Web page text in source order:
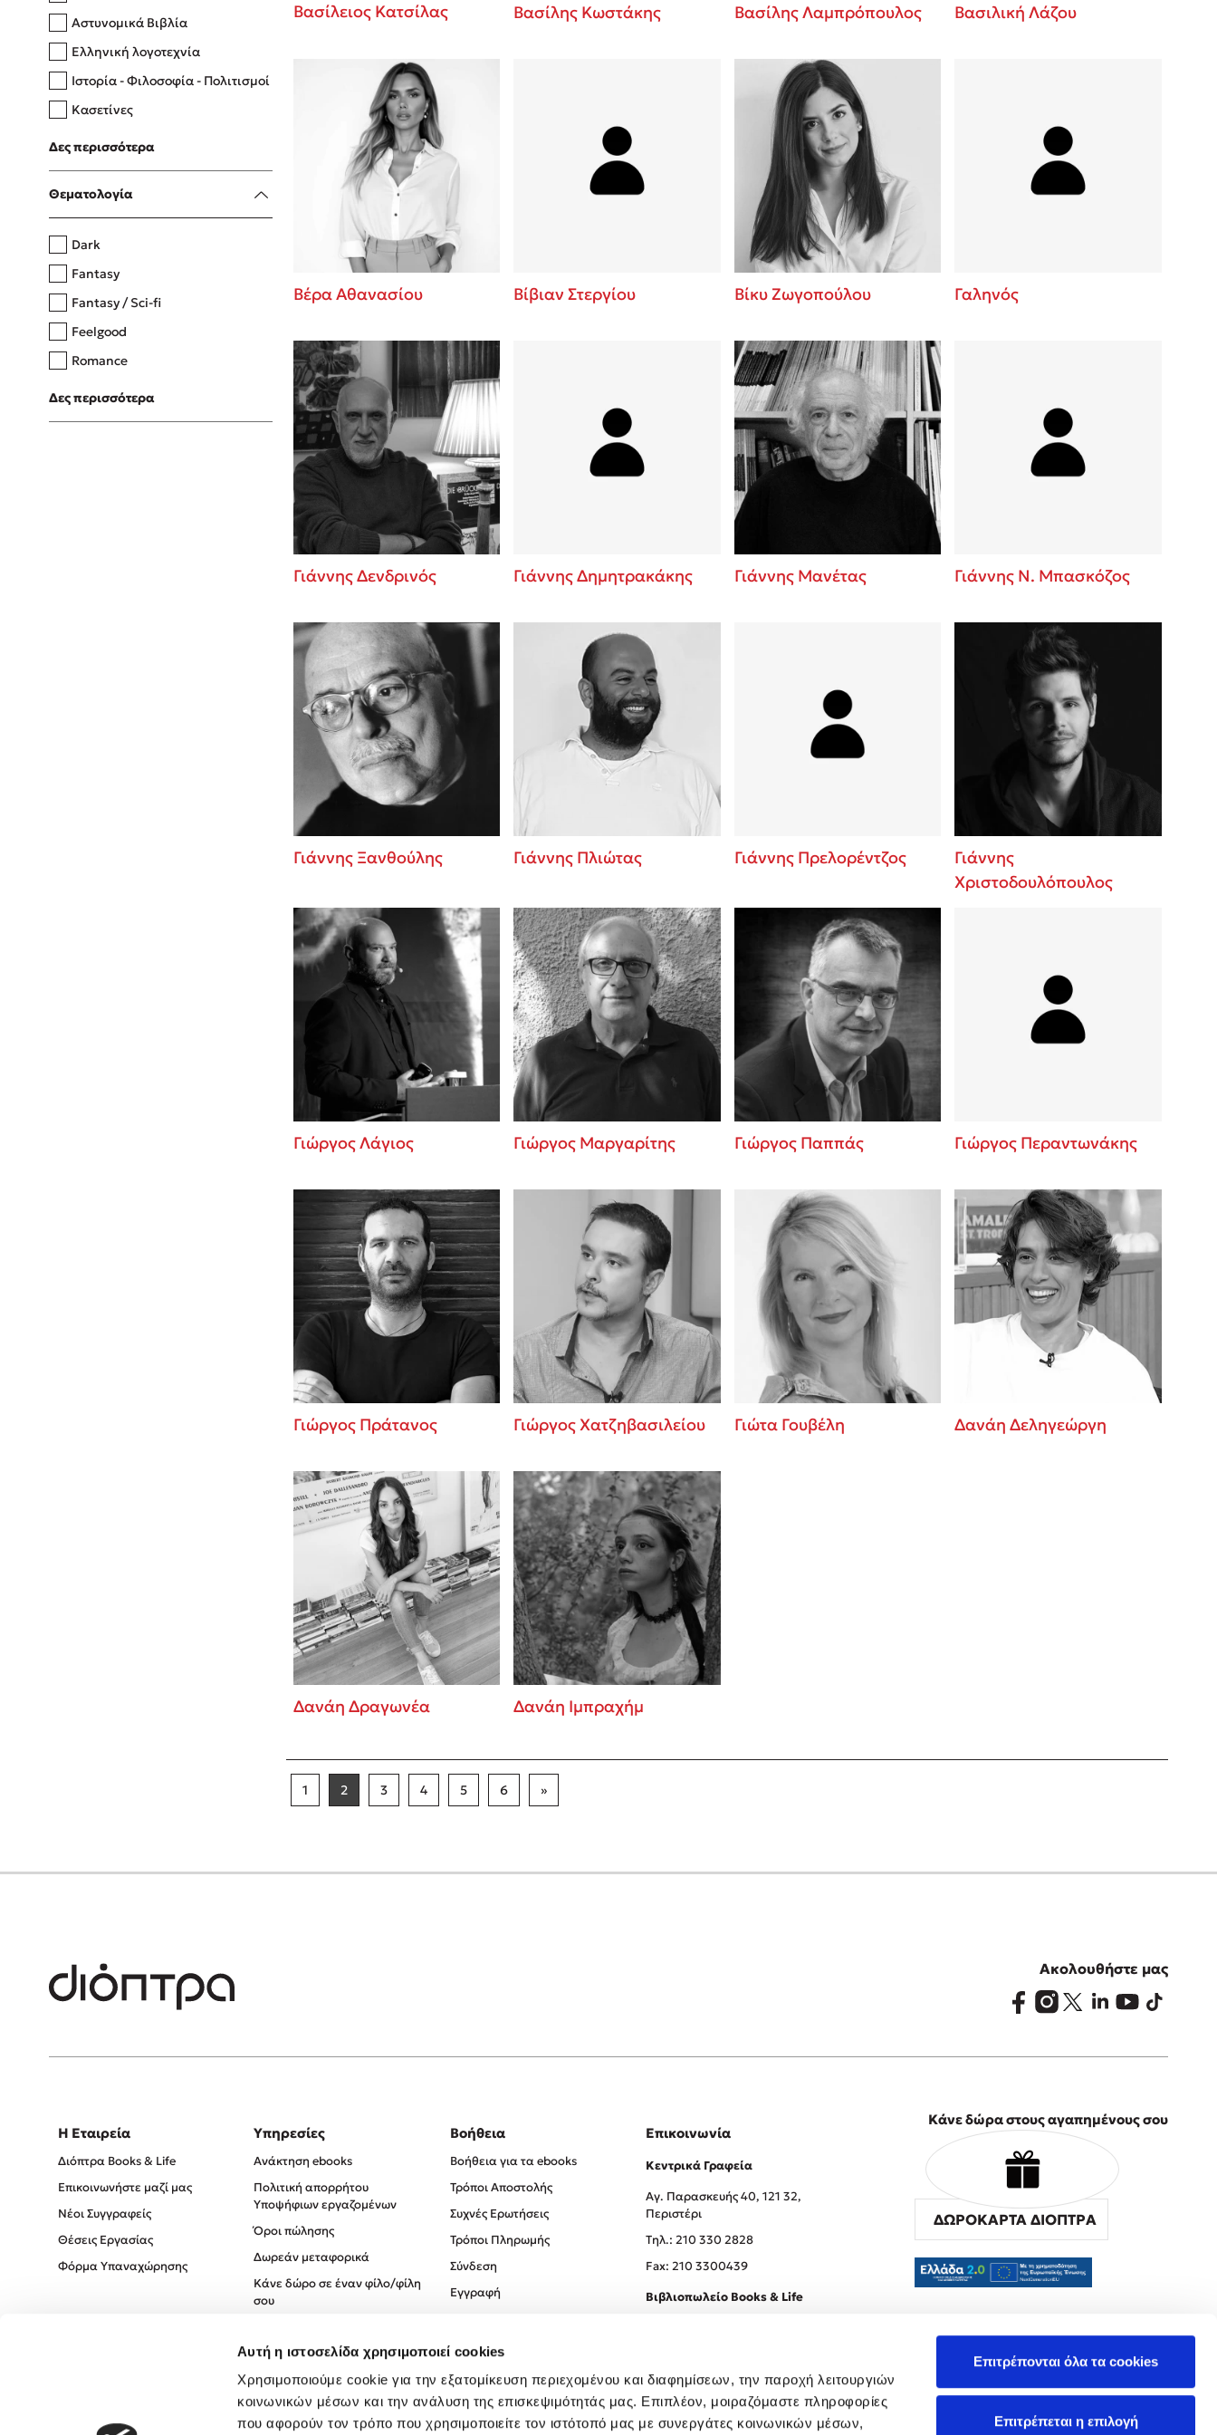
Αυτή η ιστοσελίδα χρησιμοποιεί cookies
Χρησιμοποιούμε cookie για την εξατομίκευση περιεχομένου και διαφημίσεων, την παροχή λειτουργιών
κοινωνικών μέσων και την ανάλυση της επισκεψιμότητάς μας. Επιπλέον, μοιραζόμαστε πληροφορίες
που αφορούν τον τρόπο που χρησιμοποιείτε τον ιστότοπό μας με συνεργάτες κοινωνικών μέσων,
Επιτρέπονται όλα τα cookies
Επιτρέπεται η επιλογή
Δανάη Δεληγεώργη
Πάνω, κάτω, μπροστά, πίσω
Η μέθοδος Αφήστε τους
Αστυνομικά Βιβλία
Ελληνική λογοτεχνία
Ιστορία - Φιλοσοφία - Πολιτισμοί
Κασετίνες
Λευκώματα - Έγχρωμοι οδηγοί
Μαγειρική
Δες περισσότερα
Θεματολογία
Dark
Fantasy
Fantasy / Sci-fi
Feelgood
Romance
Upmarket
Young Adult
Δες περισσότερα
Βασίλειος Κατσίλας Βασίλης Κωστάκης Βασίλης Λαμπρόπουλος Βασιλική Λάζου
Βέρα Αθανασίου Βίβιαν Στεργίου Βίκυ Ζωγοπούλου Γαληνός
Γιάννης Δενδρινός Γιάννης Δημητρακάκης Γιάννης Μανέτας Γιάννης Ν. Μπασκόζος
Γιάννης Ξανθούλης Γιάννης Πλιώτας Γιάννης Πρελορέντζος
Γιάννης
Χριστοδουλόπουλος
Γιώργος Λάγιος Γιώργος Μαργαρίτης Γιώργος Παππάς Γιώργος Περαντωνάκης
Γιώργος Πράτανος Γιώργος Χατζηβασιλείου Γιώτα Γουβέλη Δανάη Δεληγεώργη
Δανάη Δραγωνέα Δανάη Ιμπραχήμ
1 2 3 4 5 6 »
Ακολουθήστε μας
Η Εταιρεία
Διόπτρα Books & Life
Επικοινωνήστε μαζί μας
Νέοι Συγγραφείς
Θέσεις Εργασίας
Φόρμα Υπαναχώρησης
Υπηρεσίες
Ανάκτηση ebooks
Πολιτική απορρήτου
Υποψήφιων εργαζομένων
Όροι πώλησης
Δωρεάν μεταφορικά
Κάνε δώρο σε έναν φίλο/φίλη
σου
Πολιτική Απορρήτου
Όροι χρήσης
Βοήθεια
Βοήθεια για τα ebooks
Τρόποι Αποστολής
Συχνές Ερωτήσεις
Τρόποι Πληρωμής
Σύνδεση
Εγγραφή
Επικοινωνία
Κεντρικά Γραφεία
Αγ. Παρασκευής 40, 121 32,
Περιστέρι
Tηλ.: 210 330 2828
Fax: 210 3300439
Βιβλιοπωλείο Books & Life
Κάνε δώρα στους αγαπημένους σου
ΔΩΡΟΚΑΡΤΑ ΔΙΟΠΤΡΑ